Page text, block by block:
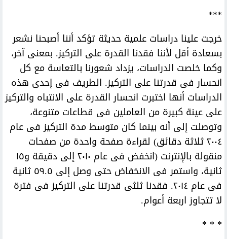
***
خرجت علينا دراسات علمية حديثة تؤكد أننا أصبحنا نشعر
بسعادة أقل لأننا فقدنا القدرة على التركيز. بمعنى آخر،
وكما خلصت الدراسات، يزداد شعورنا بالتعاسة مع كل
انحسار فى قدرتنا على التركيز. الطريف فى إحدى هذه
الدراسات أنها اختبرت انحسار القدرة على الانتباه والتركيز
على عينة كبيرة من العاملين فى قطاعات متنوعة،
وتوصلت إلى أنه بينما كان متوسط مدة التركيز فى عام
٢٠٠٤ ثلاثة دقائق) لقراءة صفحة واحدة من صفحات
منقولة بالإنترنت (انخفض فى عام ٢٠١٠ إلى دقيقة و١٥
ثانية، واستمر فى الانخفاض حتى وصل إلى ٥٩.٥ ثانية
فى عام ٢٠١٤. فقدنا ثلثى قدرتنا على التركيز فى فترة
لا تتجاوز اربعة أعوام.
* * *